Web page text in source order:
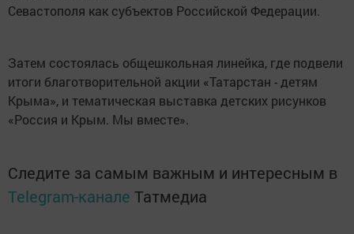
Севастополя как субъектов Российской Федерации.
Затем состоялась общешкольная линейка, где подвели
итоги благотворительной акции «Татарстан - детям
Крыма», и тематическая выставка детских рисунков
«Россия и Крым. Мы вместе».
Следите за самым важным и интересным в
Telegram-канале Татмедиа